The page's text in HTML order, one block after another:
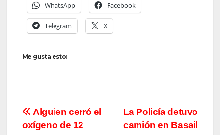
WhatsApp Facebook
Telegram X
Me gusta esto:
Navegación
La Policía detuvo
camión en Basail
Alguien cerró el
oxígeno de 12